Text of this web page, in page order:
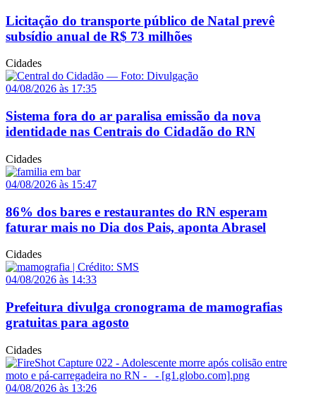
Licitação do transporte público de Natal prevê
subsídio anual de R$ 73 milhões
Cidades
04/08/2026 às 17:35
Sistema fora do ar paralisa emissão da nova
identidade nas Centrais do Cidadão do RN
Cidades
04/08/2026 às 15:47
86% dos bares e restaurantes do RN esperam
faturar mais no Dia dos Pais, aponta Abrasel
Cidades
04/08/2026 às 14:33
Prefeitura divulga cronograma de mamografias
gratuitas para agosto
Cidades
04/08/2026 às 13:26